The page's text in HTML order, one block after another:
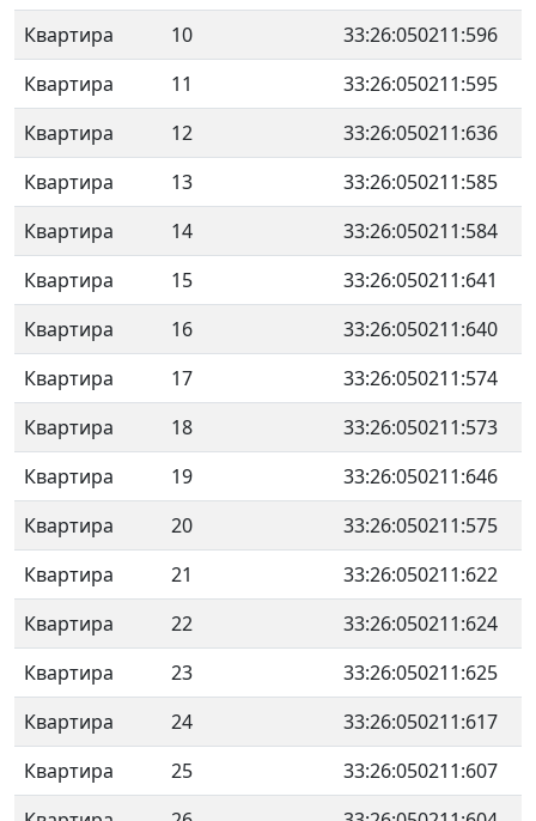
Квартира
10
33:26:050211:596
Квартира
11
33:26:050211:595
Квартира
12
33:26:050211:636
Квартира
13
33:26:050211:585
Квартира
14
33:26:050211:584
Квартира
15
33:26:050211:641
Квартира
16
33:26:050211:640
Квартира
17
33:26:050211:574
Квартира
18
33:26:050211:573
Квартира
19
33:26:050211:646
Квартира
20
33:26:050211:575
Квартира
21
33:26:050211:622
Квартира
22
33:26:050211:624
Квартира
23
33:26:050211:625
Квартира
24
33:26:050211:617
Квартира
25
33:26:050211:607